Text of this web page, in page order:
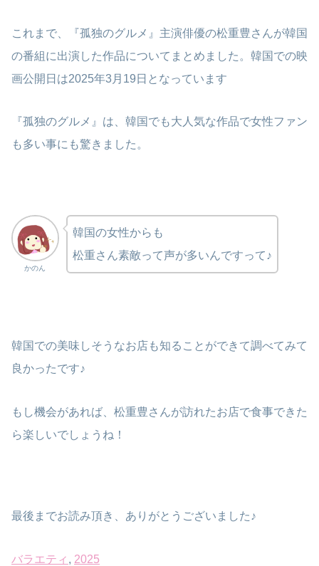
これまで、『孤独のグルメ』主演俳優の松重豊さんが韓国
の番組に出演した作品についてまとめました。韓国での映
画公開日は2025年3月19日となっています
『孤独のグルメ』は、韓国でも大人気な作品で女性ファン
も多い事にも驚きました。
かのん
韓国の女性からも
松重さん素敵って声が多いんですって♪
韓国での美味しそうなお店も知ることができて調べてみて
良かったです♪
もし機会があれば、松重豊さんが訪れたお店で食事できた
ら楽しいでしょうね！
最後までお読み頂き、ありがとうございました♪
バラエティ , 2025